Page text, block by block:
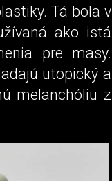
Tá bola v
ako istá
pre masy.
utopický a
melanchóliu z